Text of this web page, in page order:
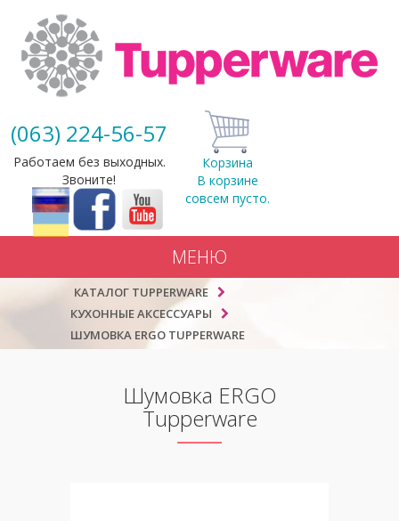
(063) 224-56-57
Работаем без выходных.
Звоните!
Корзина
В корзине
совсем пусто.
МЕНЮ
КАТАЛОГ TUPPERWARE
КУХОННЫЕ АКСЕССУАРЫ
ШУМОВКА ERGO TUPPERWARE
Шумовка ERGO
Tupperware